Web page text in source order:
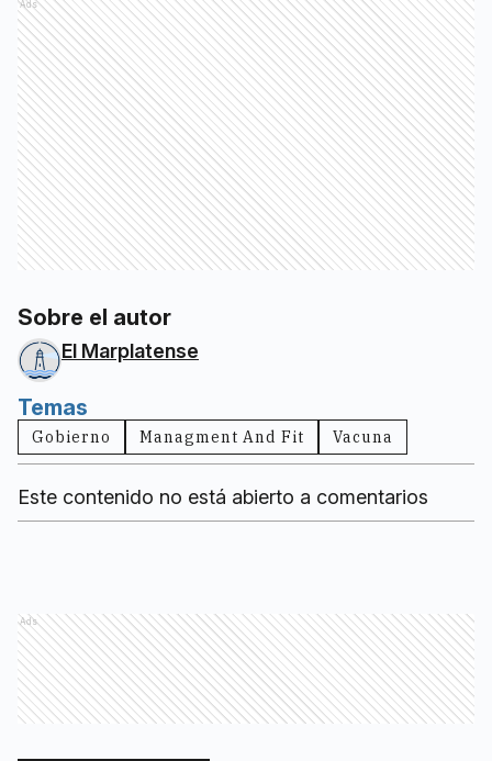
Ads
Sobre el autor
El Marplatense
Temas
Gobierno Managment And Fit Vacuna
Este contenido no está abierto a comentarios
Ads